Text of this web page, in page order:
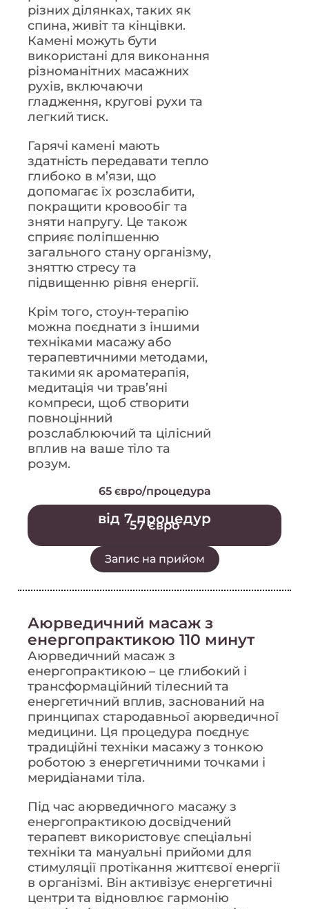
різних ділянках, таких як
спина, живіт та кінцівки.
Камені можуть бути
використані для виконання
різноманітних масажних
рухів, включаючи
гладження, кругові рухи та
легкий тиск.
Гарячі камені мають
здатність передавати тепло
глибоко в м’язи, що
допомагає їх розслабити,
покращити кровообіг та
зняти напругу. Це також
сприяє поліпшенню
загального стану організму,
зняттю стресу та
підвищенню рівня енергії.
Крім того, стоун-терапію
можна поєднати з іншими
техніками масажу або
терапевтичними методами,
такими як ароматерапія,
медитація чи трав’яні
компреси, щоб створити
повноцінний
розслаблюючий та цілісний
вплив на ваше тіло та
розум.
65 євро/процедура
від 7 процедур
57 євро
Запис на прийом
Аюрведичний масаж з
енергопрактикою 110 минут
Аюрведичний масаж з
енергопрактикою – це глибокий і
трансформаційний тілесний та
енергетичний вплив, заснований на
принципах стародавньої аюрведичної
медицини. Ця процедура поєднує
традиційні техніки масажу з тонкою
роботою з енергетичними точками і
меридіанами тіла.
Під час аюрведичного масажу з
енергопрактикою досвідчений
терапевт використовує спеціальні
техніки та мануальні прийоми для
стимуляції протікання життєвої енергії
в організмі. Він активізує енергетичні
центри та відновлює гармонію